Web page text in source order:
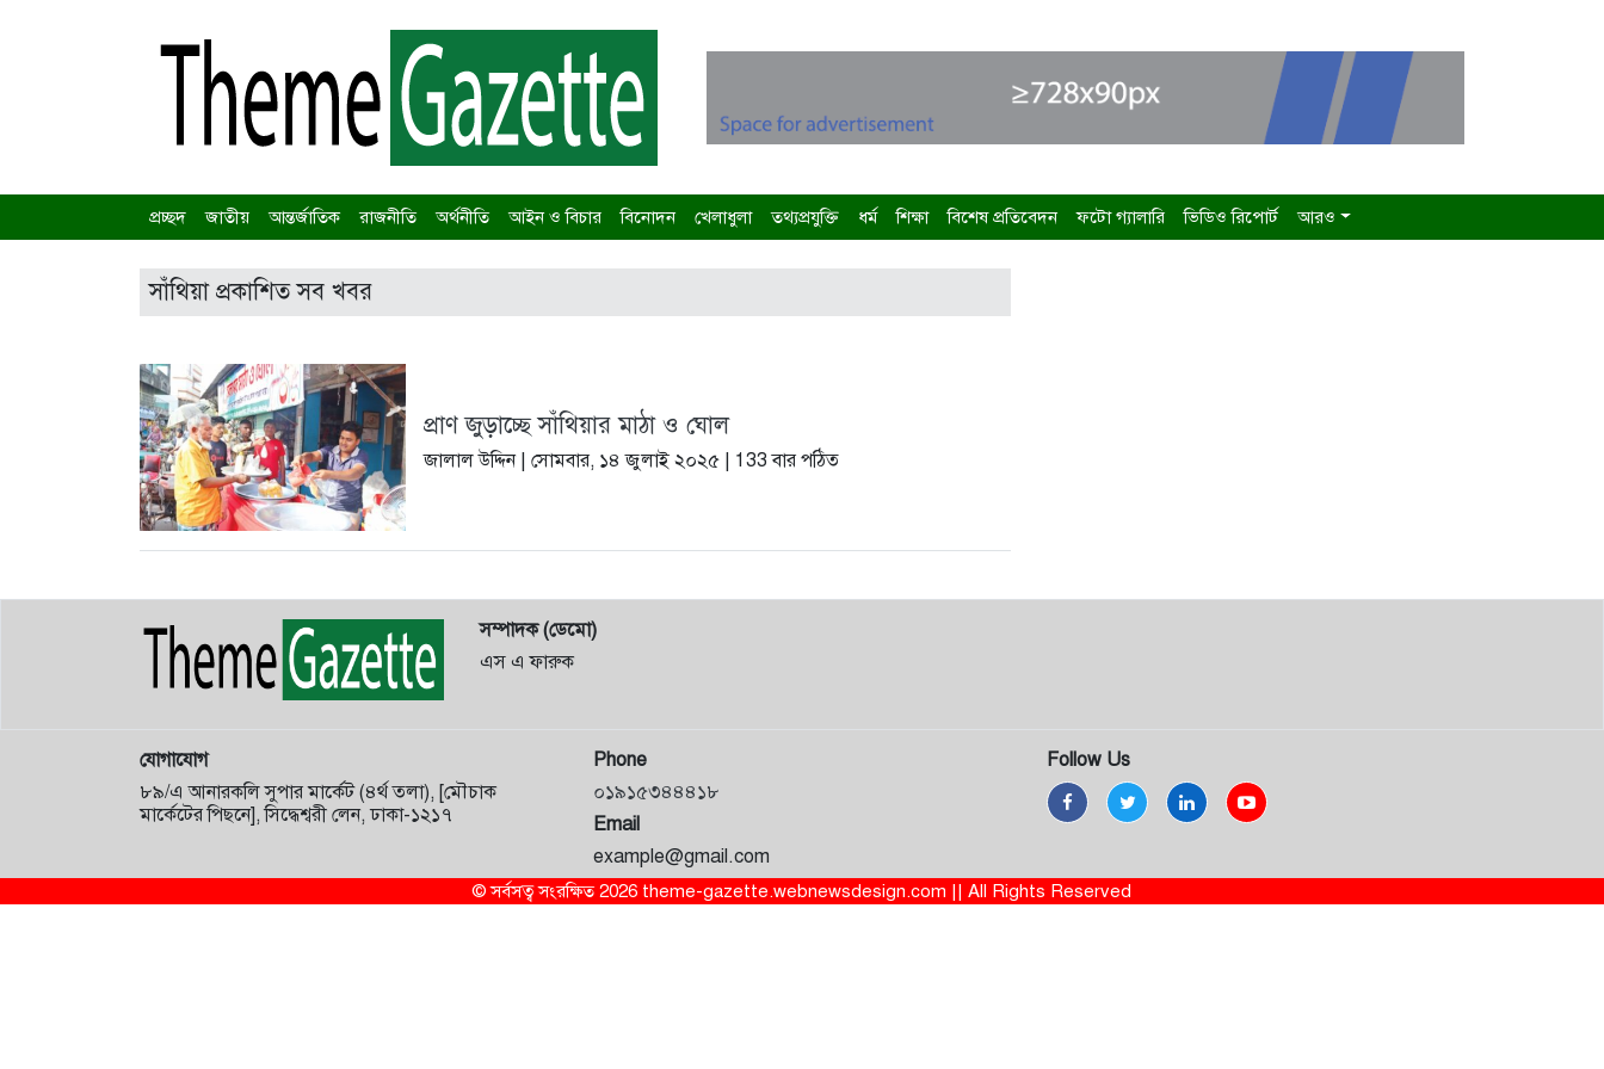
প্রচ্ছদ জাতীয় আন্তর্জাতিক রাজনীতি অর্থনীতি আইন ও বিচার বিনোদন খেলাধুলা তথ্যপ্রযুক্তি ধর্ম শিক্ষা বিশেষ প্রতিবেদন ফটো গ্যালারি ভিডিও রিপোর্ট আরও
সাঁথিয়া প্রকাশিত সব খবর
প্রাণ জুড়াচ্ছে সাঁথিয়ার মাঠা ও ঘোল
জালাল উদ্দিন | সোমবার, ১৪ জুলাই ২০২৫ | 133 বার পঠিত
সম্পাদক (ডেমো)
এস এ ফারুক
যোগাযোগ
৮৯/এ আনারকলি সুপার মার্কেট (৪র্থ তলা), [মৌচাক
মার্কেটের পিছনে], সিদ্ধেশ্বরী লেন, ঢাকা-১২১৭
Phone
০১৯১৫৩৪৪৪১৮
Email
example@gmail.com
Follow Us
© সর্বসত্ব সংরক্ষিত 2026 theme-gazette.webnewsdesign.com || All Rights Reserved